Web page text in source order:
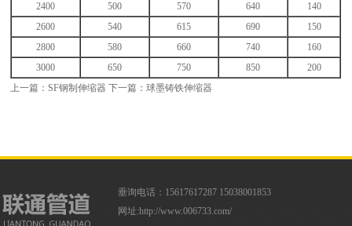
2400
500 570 640
140
2600
540 615 690
150
2800
580 660 740
160
3000
650 750 850
200
上一篇：SF钢制伸缩器 下一篇：球墨铸铁伸缩器
垂询电话：15617617287 15038001853
网址:http://www.006733.com/